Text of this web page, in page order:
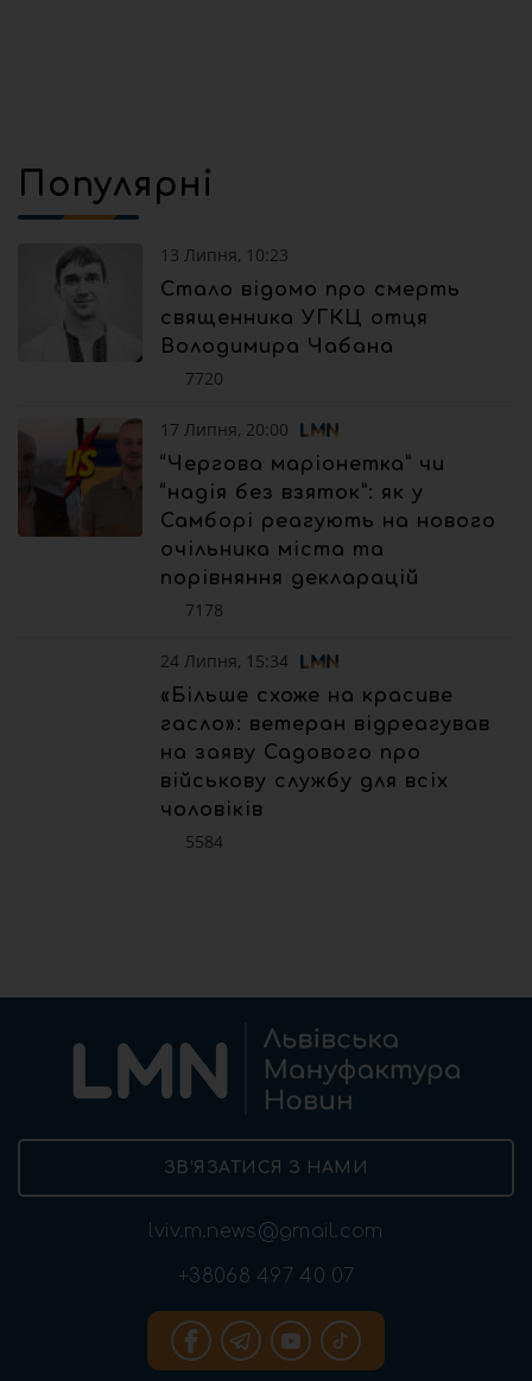
Популярні
13 Липня, 10:23
Стало відомо про смерть
священника УГКЦ отця
Володимира Чабана
7720
17 Липня, 20:00
“Чергова маріонетка” чи
“надія без взяток”: як у
Самборі реагують на нового
очільника міста та
порівняння декларацій
7178
24 Липня, 15:34
«Більше схоже на красиве
гасло»: ветеран відреагував
на заяву Садового про
військову службу для всіх
чоловіків
5584
ЗВ’ЯЗАТИСЯ З НАМИ
lviv.m.news@gmail.com
+38068 497 40 07